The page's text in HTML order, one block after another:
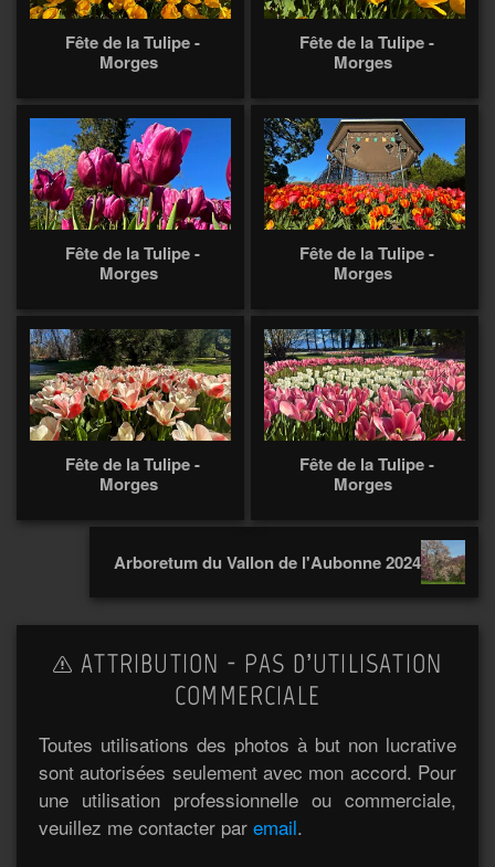
Fête de la Tulipe -
Morges
Fête de la Tulipe -
Morges
Fête de la Tulipe -
Morges
Fête de la Tulipe -
Morges
Fête de la Tulipe -
Morges
Fête de la Tulipe -
Morges
Arboretum du Vallon de l'Aubonne 2024
ATTRIBUTION - PAS D’UTILISATION
COMMERCIALE
Toutes utilisations des photos à but non lucrative
sont autorisées seulement avec mon accord. Pour
une utilisation professionnelle ou commerciale,
veuillez me contacter par email.